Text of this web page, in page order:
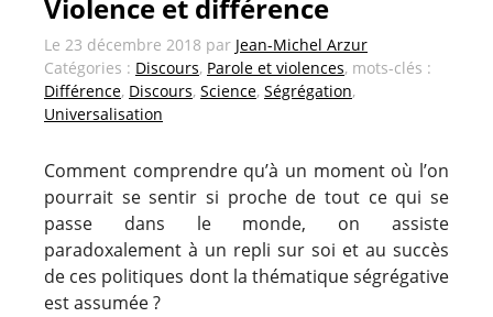
Violence et différence
Le 23 décembre 2018 par Jean-Michel Arzur
Catégories : Discours, Parole et violences, mots-clés :
Différence, Discours, Science, Ségrégation,
Universalisation
Comment comprendre qu’à un moment où l’on
pourrait se sentir si proche de tout ce qui se
passe dans le monde, on assiste
paradoxalement à un repli sur soi et au succès
de ces politiques dont la thématique ségrégative
est assumée ?